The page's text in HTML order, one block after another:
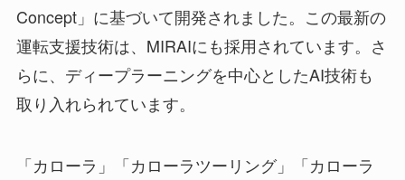
Concept」に基づいて開発されました。この最新の
運転支援技術は、MIRAIにも採用されています。さ
らに、ディープラーニングを中心としたAI技術も
取り入れられています。
「カローラ」「カローラツーリング」「カローラ